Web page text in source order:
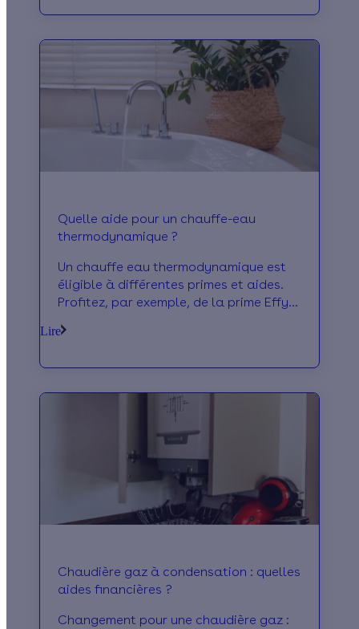
Quelle aide pour un chauffe-eau
thermodynamique ?
Un chauffe eau thermodynamique est
éligible à différentes primes et aides.
Profitez, par exemple, de la prime Effy
thermodynamique
Lire
Chaudière gaz à condensation : quelles
aides financières ?
Changement pour une chaudière gaz :